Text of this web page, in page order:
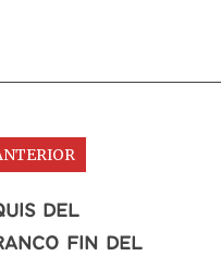
del
fin del